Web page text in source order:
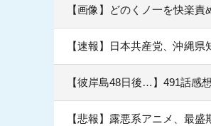
【画像】どのくノ一を快楽責
【速報】日本共産党、沖縄
【彼岸島48日後…】491話感
【悲報】露悪系アニメ、最盛